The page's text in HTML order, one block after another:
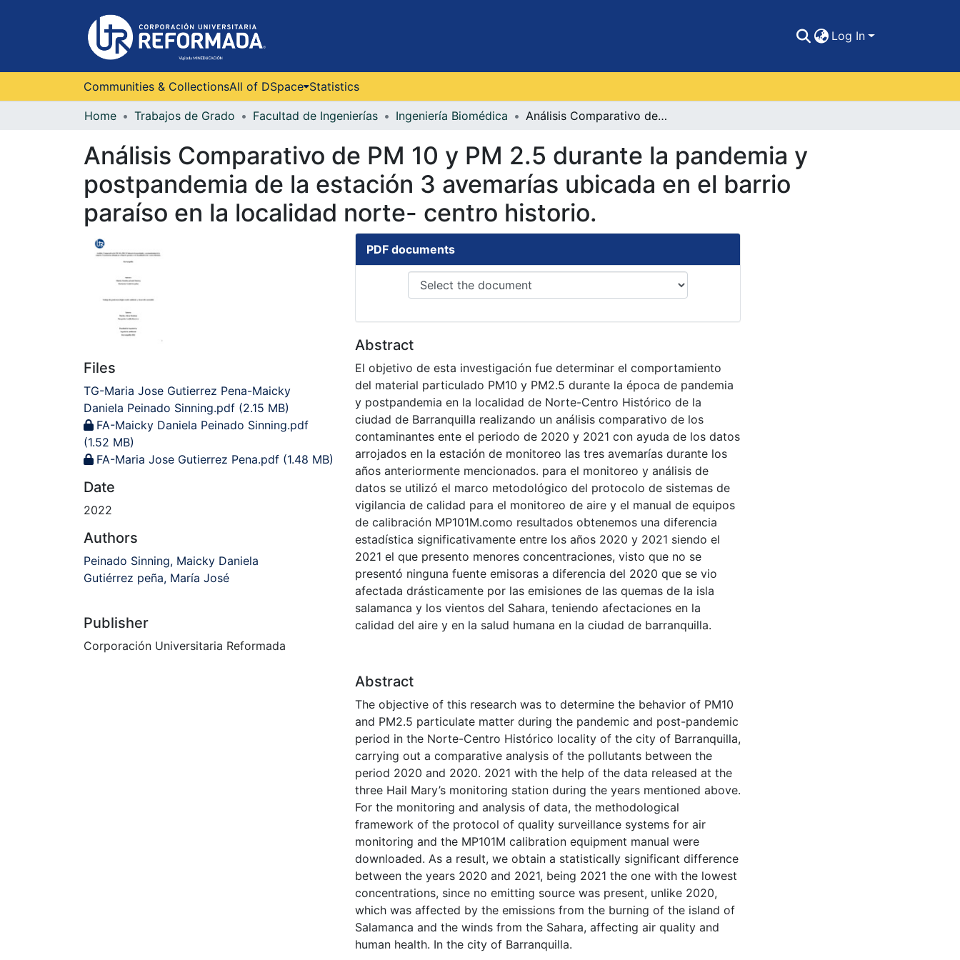
Log In
Communities & CollectionsAll of DSpace Statistics
Home Trabajos de Grado Facultad de Ingenierías Ingeniería Biomédica Análisis Comparativo de PM 10 y PM 2.5 durante la pandemia y postpandemia de la estación 3 avemarías ubicada en el barrio paraíso en la localidad norte- centro historio.
Análisis Comparativo de PM 10 y PM 2.5 durante la pandemia y
postpandemia de la estación 3 avemarías ubicada en el barrio
paraíso en la localidad norte- centro historio.
Files
TG-Maria Jose Gutierrez Pena-Maicky
Daniela Peinado Sinning.pdf (2.15 MB)
FA-Maicky Daniela Peinado Sinning.pdf
(1.52 MB)
FA-Maria Jose Gutierrez Pena.pdf (1.48 MB)
Date
2022
Authors
Peinado Sinning, Maicky Daniela
Gutiérrez peña, María José
Publisher
Corporación Universitaria Reformada
PDF documents
Abstract
El objetivo de esta investigación fue determinar el comportamiento
del material particulado PM10 y PM2.5 durante la época de pandemia
y postpandemia en la localidad de Norte-Centro Histórico de la
ciudad de Barranquilla realizando un análisis comparativo de los
contaminantes ente el periodo de 2020 y 2021 con ayuda de los datos
arrojados en la estación de monitoreo las tres avemarías durante los
años anteriormente mencionados. para el monitoreo y análisis de
datos se utilizó el marco metodológico del protocolo de sistemas de
vigilancia de calidad para el monitoreo de aire y el manual de equipos
de calibración MP101M.como resultados obtenemos una diferencia
estadística significativamente entre los años 2020 y 2021 siendo el
2021 el que presento menores concentraciones, visto que no se
presentó ninguna fuente emisoras a diferencia del 2020 que se vio
afectada drásticamente por las emisiones de las quemas de la isla
salamanca y los vientos del Sahara, teniendo afectaciones en la
calidad del aire y en la salud humana en la ciudad de barranquilla.
Abstract
The objective of this research was to determine the behavior of PM10
and PM2.5 particulate matter during the pandemic and post-pandemic
period in the Norte-Centro Histórico locality of the city of Barranquilla,
carrying out a comparative analysis of the pollutants between the
period 2020 and 2020. 2021 with the help of the data released at the
three Hail Mary’s monitoring station during the years mentioned above.
For the monitoring and analysis of data, the methodological
framework of the protocol of quality surveillance systems for air
monitoring and the MP101M calibration equipment manual were
downloaded. As a result, we obtain a statistically significant difference
between the years 2020 and 2021, being 2021 the one with the lowest
concentrations, since no emitting source was present, unlike 2020,
which was affected by the emissions from the burning of the island of
Salamanca and the winds from the Sahara, affecting air quality and
human health. In the city of Barranquilla.